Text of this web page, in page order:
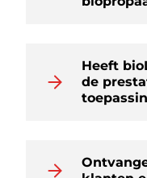
Heeft
de